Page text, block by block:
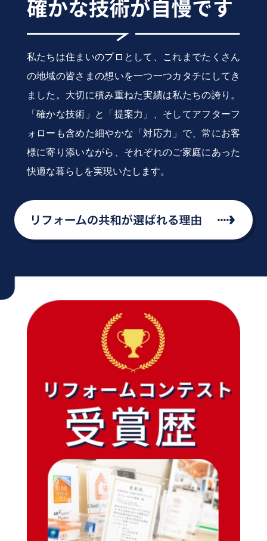
私たちは住まいのプロとして、これまでたくさん
の地域の皆さまの想いを一つ一つカタチにしてき
ました。大切に積み重ねた実績は私たちの誇り。
「確かな技術」と「提案力」、そしてアフターフ
ォローも含めた細やかな「対応力」で、常にお客
様に寄り添いながら、それぞれのご家庭にあった
快適な暮らしを実現いたします。